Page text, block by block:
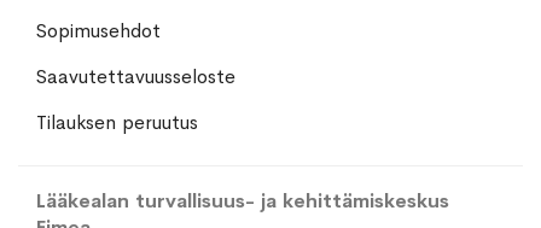
Sopimusehdot
Saavutettavuusseloste
Tilauksen peruutus
Lääkealan turvallisuus- ja kehittämiskeskus